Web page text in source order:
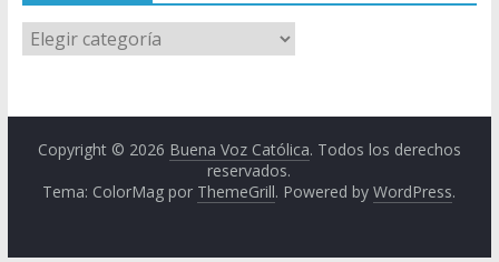
Copyright © 2026 Buena Voz Católica. Todos los derechos
reservados.
Tema: ColorMag por ThemeGrill. Powered byWordPress.